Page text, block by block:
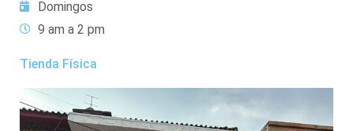
Domingos
9 am a 2 pm
Tienda Física